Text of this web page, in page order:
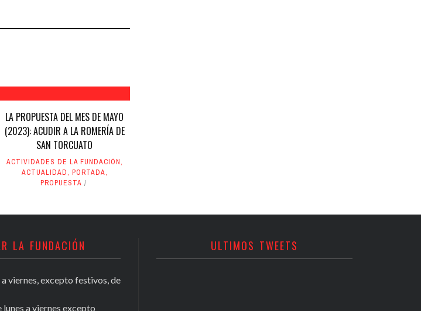
LA PROPUESTA DEL MES DE MAYO
(2023): ACUDIR A LA ROMERÍA DE
SAN TORCUATO
ACTIVIDADES DE LA FUNDACIÓN,
ACTUALIDAD, PORTADA,
PROPUESTA
LA FUNDACIÓN
viernes, excepto festivos, de
a viernes excepto
ULTIMOS TWEETS